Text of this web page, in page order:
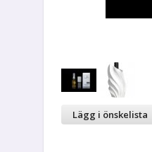
Lägg i önskelista